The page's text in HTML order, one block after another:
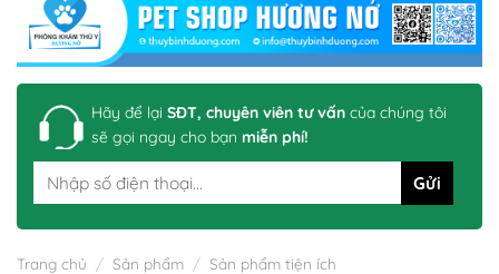
Hãy để lại SĐT, chuyên viên tư vấn của chúng tôi
sẽ gọi ngay cho bạn miễn phí!
Trang chủ / Sản phẩm / Sản phẩm tiện ích